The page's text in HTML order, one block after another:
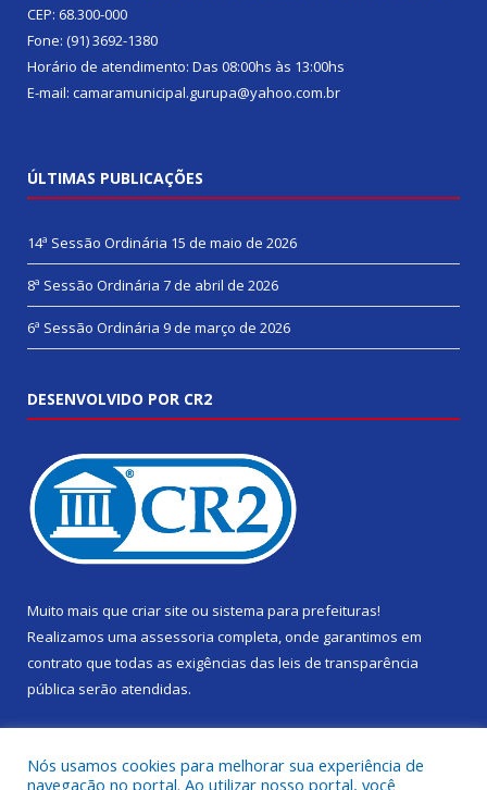
CEP: 68.300-000
Fone: (91) 3692-1380
Horário de atendimento: Das 08:00hs às 13:00hs
E-mail: camaramunicipal.gurupa@yahoo.com.br
ÚLTIMAS PUBLICAÇÕES
14ª Sessão Ordinária 15 de maio de 2026
8ª Sessão Ordinária 7 de abril de 2026
6ª Sessão Ordinária 9 de março de 2026
DESENVOLVIDO POR CR2
Muito mais que criar site ou sistema para prefeituras!
Realizamos uma assessoria completa, onde garantimos em
contrato que todas as exigências das leis de transparência
pública serão atendidas.
Nós usamos cookies para melhorar sua experiência de
navegação no portal. Ao utilizar nosso portal, você